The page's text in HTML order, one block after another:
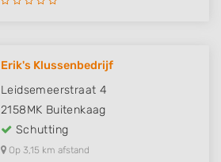
Erik's Klussenbedrijf
Leidsemeerstraat 4
2158MK Buitenkaag
Schutting
Op 3,15 km afstand